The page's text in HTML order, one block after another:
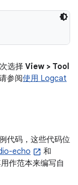
选择 View > Tool
参阅使用 Logcat
代码，这些代码位
echo
和
作范本来编写自